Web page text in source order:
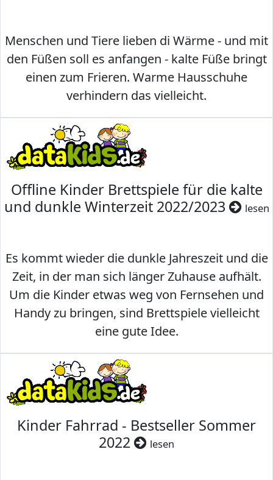
Menschen und Tiere lieben di Wärme - und mit
den Füßen soll es anfangen - kalte Füße bringt
einen zum Frieren. Warme Hausschuhe
verhindern das vielleicht.
Offline Kinder Brettspiele für die kalte
und dunkle Winterzeit 2022/2023
lesen
Es kommt wieder die dunkle Jahreszeit und die
Zeit, in der man sich länger Zuhause aufhält.
Um die Kinder etwas weg von Fernsehen und
Handy zu bringen, sind Brettspiele vielleicht
eine gute Idee.
Kinder Fahrrad - Bestseller Sommer
2022
lesen